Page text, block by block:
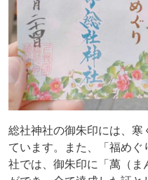
総社神社の御朱印には、
ています。また、「福めぐ
社では、御朱印に「萬（ま